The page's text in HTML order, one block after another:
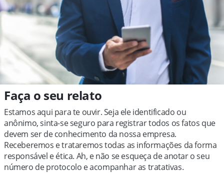
Faça o seu relato
Estamos aqui para te ouvir. Seja ele identificado ou
anônimo, sinta-se seguro para registrar todos os fatos que
devem ser de conhecimento da nossa empresa.
Receberemos e trataremos todas as informações da forma
responsável e ética. Ah, e não se esqueça de anotar o seu
número de protocolo e acompanhar as tratativas.